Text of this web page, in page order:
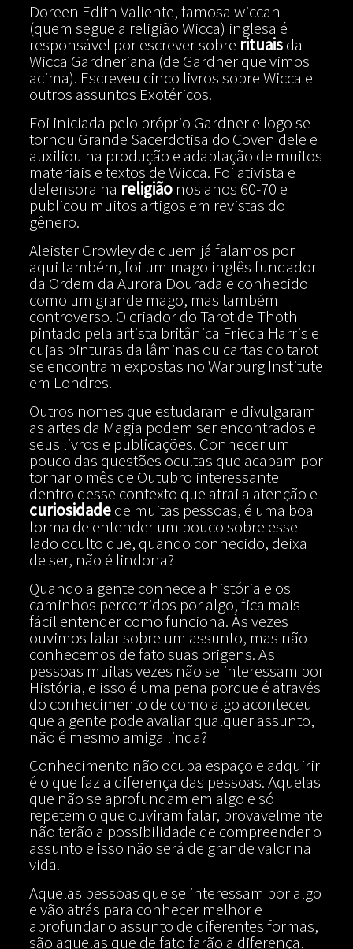
Doreen Edith Valiente, famosa wiccan
(quem segue a religião Wicca) inglesa é
responsável por escrever sobre rituaisda
Wicca Gardneriana (de Gardner que vimos
acima). Escreveu cinco livros sobre Wicca e
outros assuntos Exotéricos.
Foi iniciada pelo próprio Gardner e logo se
tornou Grande Sacerdotisa do Coven dele e
auxiliou na produção e adaptação de muitos
materiais e textos de Wicca. Foi ativista e
defensora na religiãonos anos 60-70 e
publicou muitos artigos em revistas do
gênero.
Aleister Crowley de quem já falamos por
aqui também, foi um mago inglês fundador
da Ordem da Aurora Dourada e conhecido
como um grande mago, mas também
controverso. O criador do Tarot de Thoth
pintado pela artista britânica Frieda Harris e
cujas pinturas da lâminas ou cartas do tarot
se encontram expostas no Warburg Institute
em Londres.
Outros nomes que estudaram e divulgaram
as artes da Magia podem ser encontrados e
seus livros e publicações. Conhecer um
pouco das questões ocultas que acabam por
tornar o mês de Outubro interessante
dentro desse contexto que atrai a atenção e
curiosidadede muitas pessoas, é uma boa
forma de entender um pouco sobre esse
lado oculto que, quando conhecido, deixa
de ser, não é lindona?
Quando a gente conhece a história e os
caminhos percorridos por algo, fica mais
fácil entender como funciona. Às vezes
ouvimos falar sobre um assunto, mas não
conhecemos de fato suas origens. As
pessoas muitas vezes não se interessam por
História, e isso é uma pena porque é através
do conhecimento de como algo aconteceu
que a gente pode avaliar qualquer assunto,
não é mesmo amiga linda?
Conhecimento não ocupa espaço e adquirir
é o que faz a diferença das pessoas. Aquelas
que não se aprofundam em algo e só
repetem o que ouviram falar, provavelmente
não terão a possibilidade de compreender o
assunto e isso não será de grande valor na
vida.
Aquelas pessoas que se interessam por algo
e vão atrás para conhecer melhor e
aprofundar o assunto de diferentes formas,
são aquelas que de fato farão a diferença,